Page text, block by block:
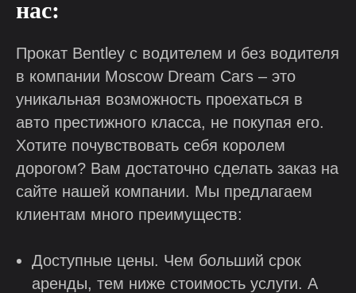
нас:
Прокат Bentley с водителем и без водителя
в компании Moscow Dream Cars – это
уникальная возможность проехаться в
авто престижного класса, не покупая его.
Хотите почувствовать себя королем
дорогом? Вам достаточно сделать заказ на
сайте нашей компании. Мы предлагаем
клиентам много преимуществ:
Доступные цены. Чем больший срок
аренды, тем ниже стоимость услуги. А